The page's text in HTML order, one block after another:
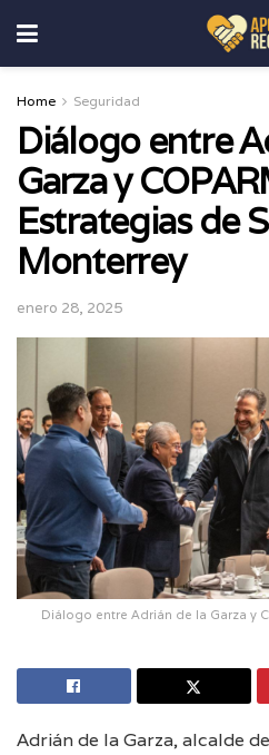
Home Seguridad
Diálogo entre
Garza y
Estrategias de
Monterrey
enero 28, 2025
Diálogo entre Adrián de la Garza y
Adrián de la Garza, alcalde